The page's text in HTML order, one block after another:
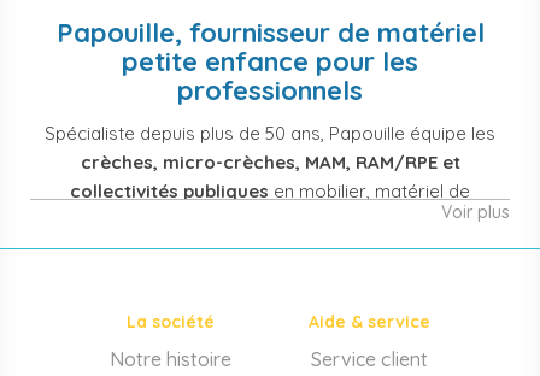
Papouille, fournisseur de matériel
petite enfance pour les
professionnels
Spécialiste depuis plus de 50 ans, Papouille équipe les
crèches, micro-crèches, MAM, RAM/RPE et
collectivités publiques en mobilier, matériel de
puériculture, jouets et équipement pour structures
d'accueil de la petite enfance. Notre offre couvre
cabinets infirmiers).
Voir plus
La société
Notre histoire
Aide & service
Service client